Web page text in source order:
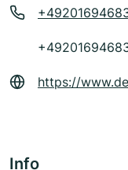
https://
Info